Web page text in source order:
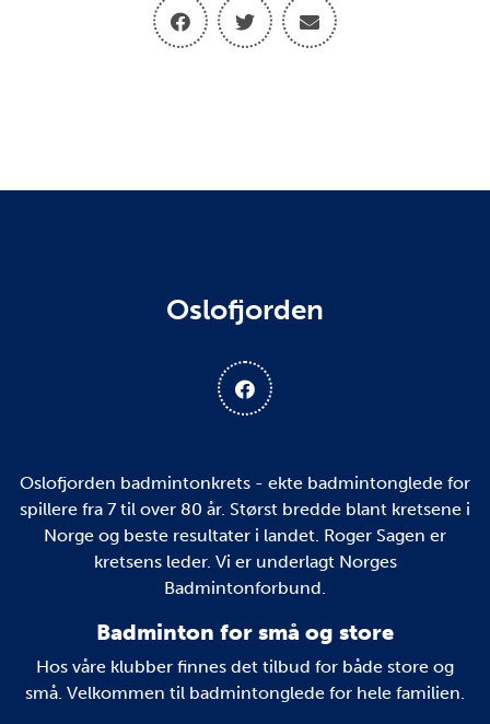
Oslofjorden
Oslofjorden badmintonkrets - ekte badmintonglede for
spillere fra 7 til over 80 år. Størst bredde blant kretsene i
Norge og beste resultater i landet. Roger Sagen er
kretsens leder. Vi er underlagt Norges
Badmintonforbund.
Badminton for små og store
Hos våre klubber finnes det tilbud for både store og
små. Velkommen til badmintonglede for hele familien.